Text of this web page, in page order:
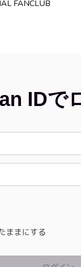
FANCLUB
IDで
ままにする